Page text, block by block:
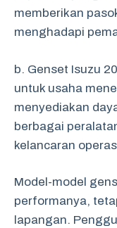
memberikan
menghadapi
b. Genset Isuzu
untuk usaha
menyediakan
berbagai
kelancaran
Model-model
performanya,
lapangan.